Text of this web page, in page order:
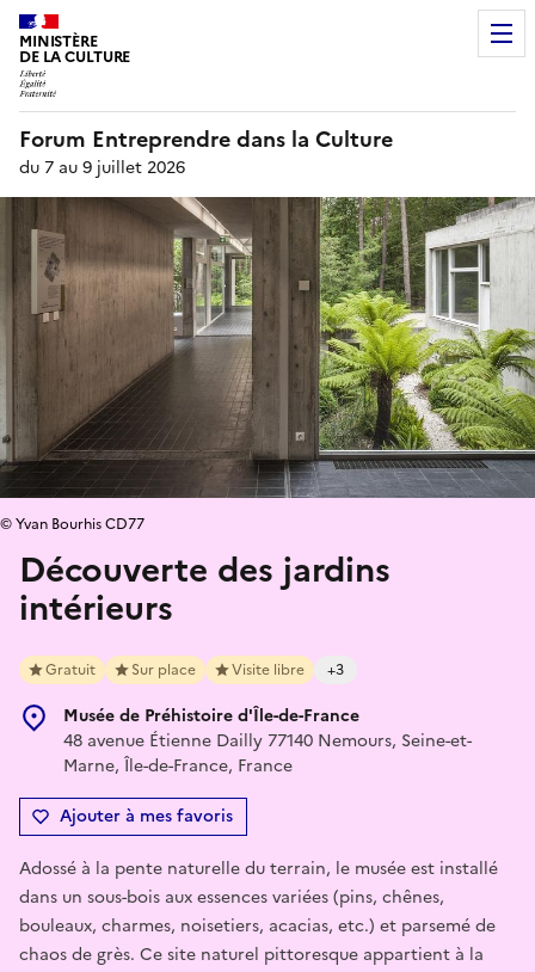
MINISTÈRE
DE LA CULTURE
Forum Entreprendre dans la Culture
du 7 au 9 juillet 2026
Découverte des jardins
intérieurs
Gratuit Sur place Visite libre +3
Musée de Préhistoire d'Île-de-France
48 avenue Étienne Dailly 77140 Nemours, Seine-et-
Marne, Île-de-France, France
Ajouter à mes favoris
© Yvan Bourhis CD77
Adossé à la pente naturelle du terrain, le musée est installé
dans un sous-bois aux essences variées (pins, chênes,
bouleaux, charmes, noisetiers, acacias, etc.) et parsemé de
chaos de grès. Ce site naturel pittoresque appartient à la